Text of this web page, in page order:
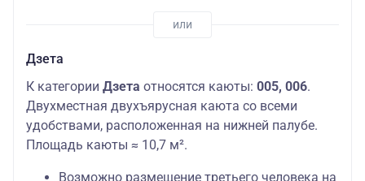
Дзета
К категории Дзета относятся каюты: 005, 006.
Двухместная двухъярусная каюта со всеми
удобствами, расположенная на нижней палубе.
Площадь каюты ≈ 10,7 м².
Возможно размещение третьего человека на